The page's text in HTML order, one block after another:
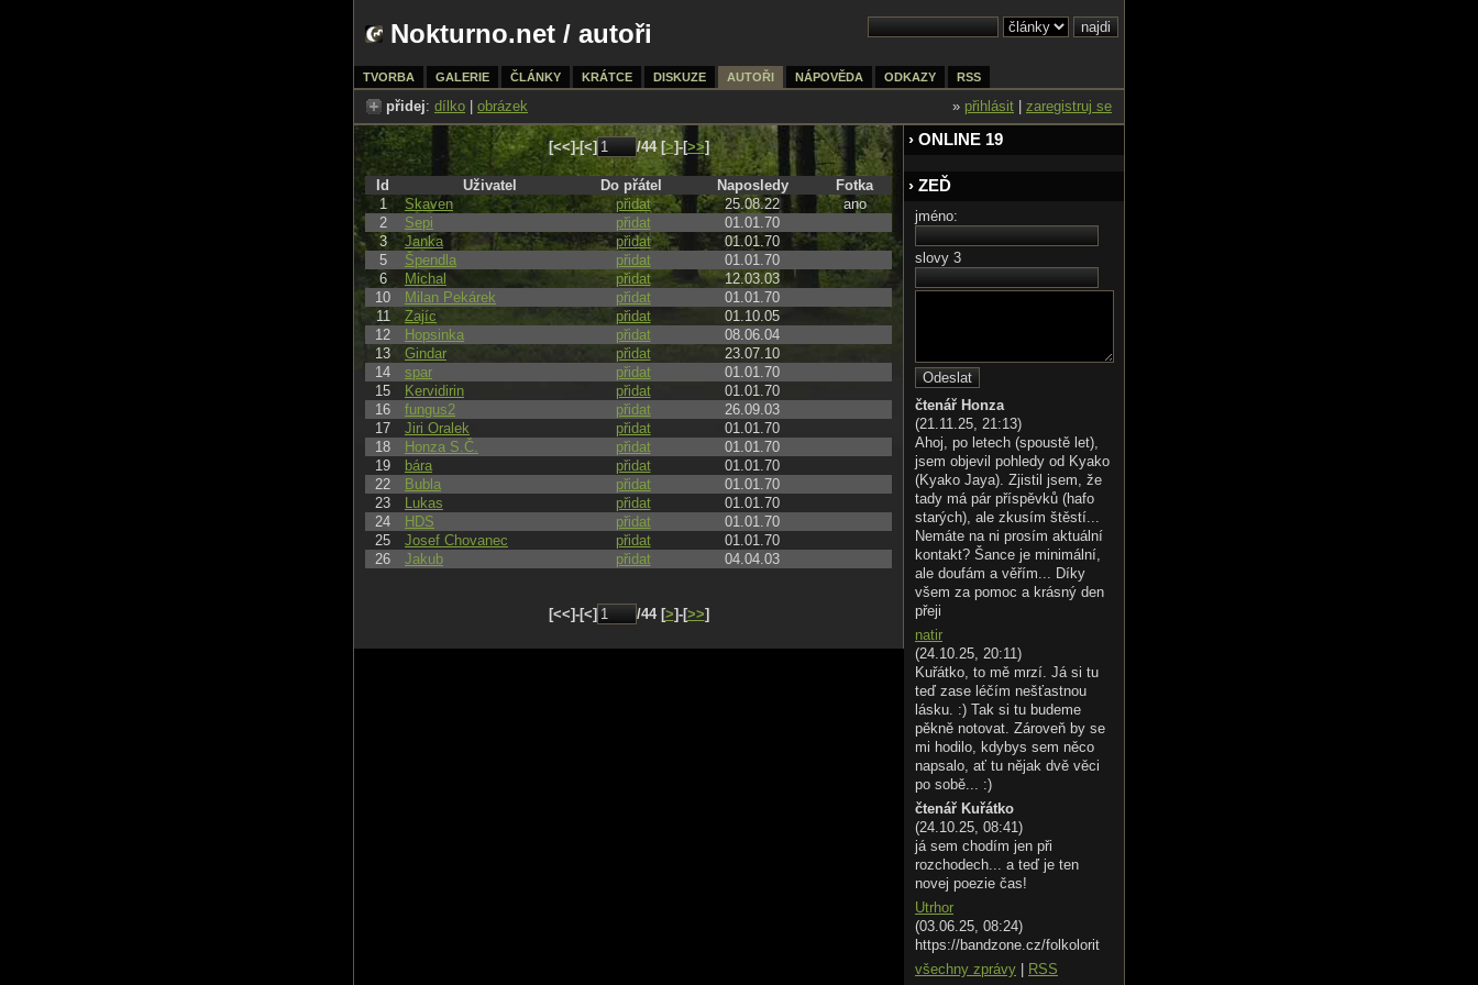
Nokturno.net / autoři
TVORBA GALERIE ČLÁNKY KRÁTCE DISKUZE AUTOŘI NÁPOVĚDA ODKAZY RSS
přidej: dílko obrázek » přihlásit zaregistruj se
[<<]-[<] /44 [>]-[>>]
Id Uživatel Do přátel Naposledy
Fotka
1
Skaven přidat 25.08.22
ano
2
Sepi přidat
01.01.70
3
Janka přidat
01.01.70
5
Špendla přidat
01.01.70
6
Michal přidat
12.03.03
10
Milan Pekárek přidat
01.01.70
11
Zajíc přidat
01.10.05
12
Hopsinka přidat
08.06.04
13
Gindar přidat
23.07.10
14
spar přidat
01.01.70
15
Kervidirin přidat
01.01.70
16
fungus2 přidat
26.09.03
17
Jiri Oralek přidat
01.01.70
18
Honza S.Č. přidat
01.01.70
19
bára přidat
01.01.70
22
Bubla přidat
01.01.70
23
Lukas přidat
01.01.70
24
HDS přidat
01.01.70
25
Josef Chovanec přidat
01.01.70
26
Jakub přidat 04.04.03
[<<]-[<] /44 [>]-[>>]
› ONLINE 19
› ZEĎ
jméno:
slovy 3
čtenář Honza
(21.11.25, 21:13)
Ahoj, po letech (spoustě let),
jsem objevil pohledy od Kyako
(Kyako Jaya). Zjistil jsem, že
tady má pár příspěvků (hafo
starých), ale zkusím štěstí...
Nemáte na ni prosím aktuální
kontakt? Šance je minimální,
ale doufám a věřím... Díky
všem za pomoc a krásný den
přeji
natir
(24.10.25, 20:11)
Kuřátko, to mě mrzí. Já si tu
teď zase léčím nešťastnou
lásku. :) Tak si tu budeme
pěkně notovat. Zároveň by se
mi hodilo, kdybys sem něco
napsalo, ať tu nějak dvě věci
po sobě... :)
čtenář Kuřátko
(24.10.25, 08:41)
já sem chodím jen při
rozchodech... a teď je ten
novej poezie čas!
Utrhor
(03.06.25, 08:24)
https://bandzone.cz/folkolorit
všechny zprávy
RSS